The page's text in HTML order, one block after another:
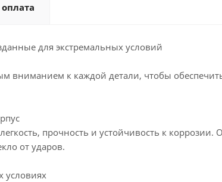
для экстремальных условий
вниманием к каждой детали, чтобы
легкость, прочность и устойчивость к
от ударов.
условиях